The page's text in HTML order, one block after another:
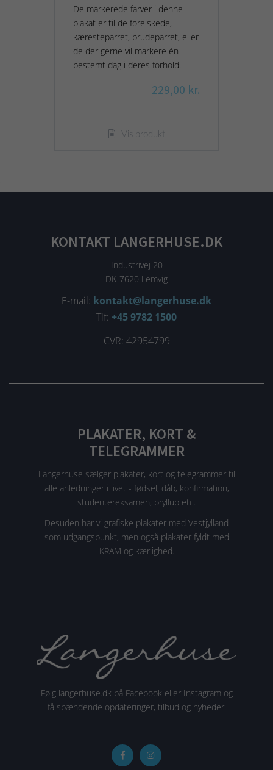
De markerede farver i denne
plakat er til de forelskede,
kæresteparret, brudeparret, eller
de der gerne vil markere én
bestemt dag i deres forhold.
229,00 kr.
Vis produkt
'
KONTAKT LANGERHUSE.DK
Industrivej 20
DK-7620 Lemvig
E-mail: kontakt@langerhuse.dk
Tlf: +45 9782 1500
CVR: 42954799
PLAKATER, KORT &
TELEGRAMMER
Langerhuse sælger plakater, kort og telegrammer til
alle anledninger i livet - fødsel, dåb, konfirmation,
studentereksamen, bryllup etc.
Desuden har vi grafiske plakater med Vestjylland
som udgangspunkt, men også plakater fyldt med
KRAM og kærlighed.
Følg langerhuse.dk på Facebook eller Instagram og
få spændende opdateringer, tilbud og nyheder.